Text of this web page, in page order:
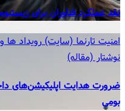
نقد عملکرد فناوران برای
امنیتتارنما (سایت)رویداد
نوشتار (مقاله)
ضرورت هدایت اپلیکیشن‌های
بومی